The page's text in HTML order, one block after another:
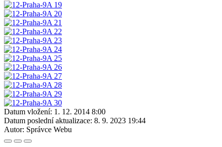
Datum vložení: 1. 12. 2014 8:00
Datum poslední aktualizace: 8. 9. 2023 19:44
Autor: Správce Webu